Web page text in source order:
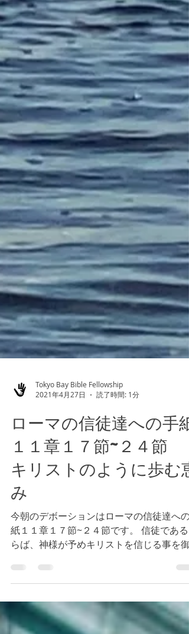
2021年4月27日
読了時間: 1分
ローマの信徒達への手紙
１１章１７節~２４節
キリストのように歩む恵
み
今朝のデボーションはローマの信徒達への
らば、神様が予めキリストを信じる事を御
知であり、この真実を基に、恵みにより、
ばれた者達である事をおぼえましょう。（
照 第一ペテロ１章２節）何という素晴ら
い御恵みでしょうか。神様がエサウ...